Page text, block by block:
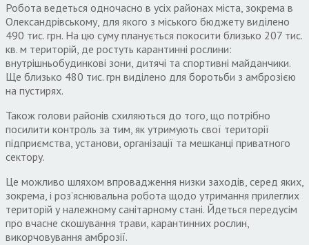
Робота ведеться одночасно в усіх районах міста, зокрема в
Олександрівському, для якого з міського бюджету виділено
490 тис. грн. На цю суму планується покосити близько 207 тис.
кв. м територій, де ростуть карантинні рослини:
внутрішньобудинкові зони, дитячі та спортивні майданчики.
Ще близько 480 тис. грн виділено для боротьби з амброзією
на пустирях.
Також голови районів схиляються до того, що потрібно
посилити контроль за тим, як утримують свої території
підприємства, установи, організації та мешканці приватного
сектору.
Це можливо шляхом впровадження низки заходів, серед яких,
зокрема, і роз’яснювальна робота щодо утримання прилеглих
територій у належному санітарному стані. Йдеться передусім
про вчасне скошування трави, карантинних рослин,
викорчовування амброзії.